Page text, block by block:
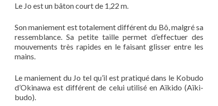
Le Jo est un bâton court de 1,22 m.
Son maniement est totalement différent du Bô, malgré sa
ressemblance. Sa petite taille permet d’effectuer des
mouvements très rapides en le faisant glisser entre les
mains.
Le maniement du Jo tel qu’il est pratiqué dans le Kobudo
d’Okinawa est différent de celui utilisé en Aïkido (Aïki-
budo).